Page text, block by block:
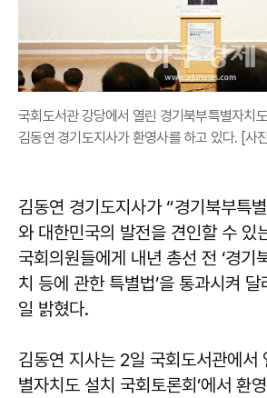
국회도서관 강당에서 열린 경기북부특별자치
김동연 경기도지사가 환영사를 하고 있다. [사
김동연 경기도지사가 “경기북부특
와 대한민국의 발전을 견인할 수 있
국회의원들에게 내년 총선 전 ‘경기
치 등에 관한 특별법’을 통과시켜
일 밝혔다.
김동연 지사는 2일 국회도서관에서
별자치도 설치 국회토론회’에서 환